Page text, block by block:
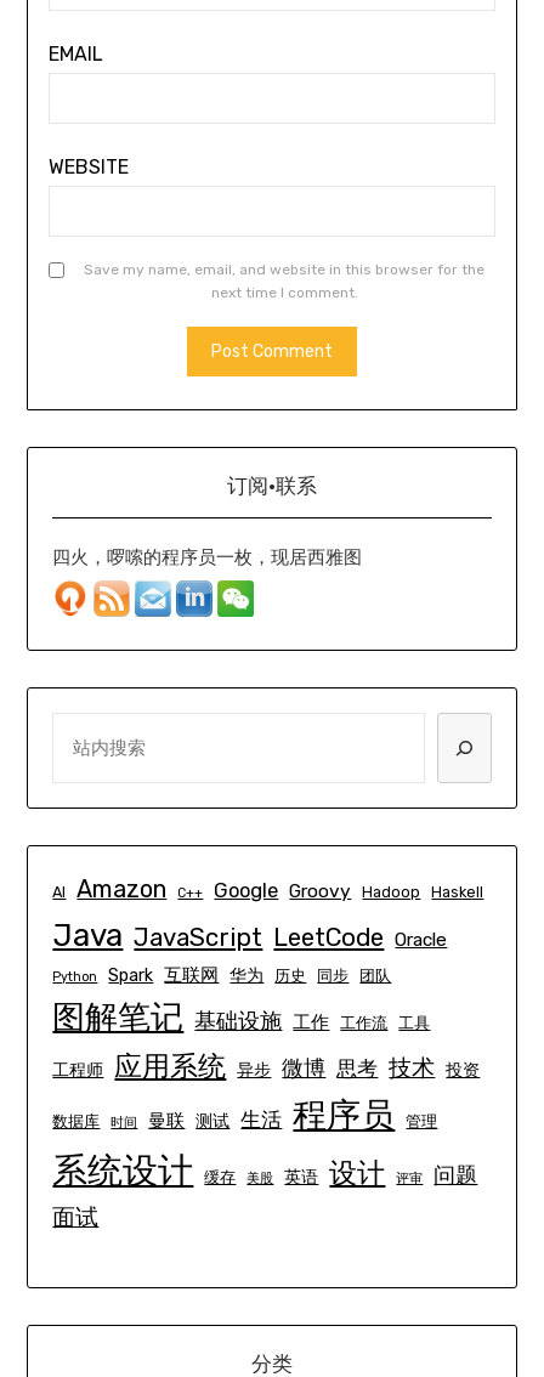
EMAIL
WEBSITE
Save my name, email, and website in this browser for the
next time I comment.
订阅·联系
四火，啰嗦的程序员一枚，现居西雅图
AI Amazon C++ Google Groovy Hadoop Haskell
Java JavaScript LeetCode Oracle
Python Spark 互联网 华为 历史 同步 团队
图解笔记 基础设施 工作 工作流 工具
工程师 应用系统 异步 微博 思考 技术 投资
数据库 时间 曼联 测试 生活 程序员 管理
系统设计 缓存 美股 英语 设计 评审 问题
面试
分类